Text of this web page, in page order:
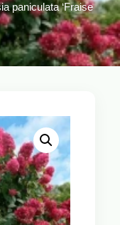
paniculata ‘Fraise